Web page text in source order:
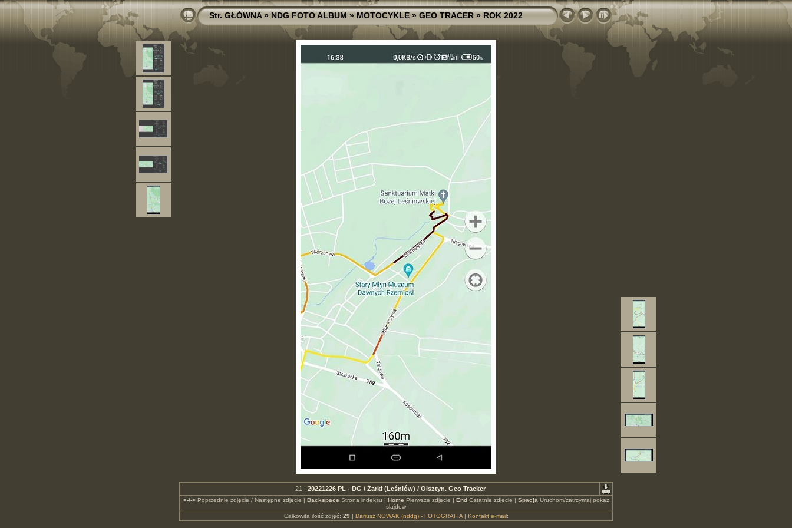
Str. GŁÓWNA»NDG FOTO ALBUM»MOTOCYKLE»GEO TRACER»ROK 2022
21 | 20221226 PL - DG / Żarki (Leśniów) / Olsztyn. Geo Tracker
<-/->Poprzednie zdjęcie / Następne zdjęcie | Backspace Strona indeksu | Home Pierwsze zdjęcie | EndOstatnie zdjęcie | Spacja Uruchom/zatrzymaj pokaz
slajdów
Całkowita ilość zdjęć: 29 | Dariusz NOWAK (nddg) - FOTOGRAFIA| Kontakt e-mail: